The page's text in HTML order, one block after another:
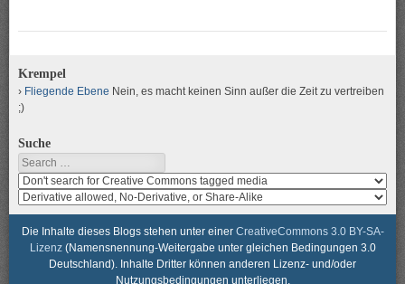
Krempel
Fliegende Ebene Nein, es macht keinen Sinn außer die Zeit zu vertreiben
;)
Suche
Search
Search
media
for
usage
rights
search
media
for
modification
Die Inhalte dieses Blogs stehen unter einer CreativeCommons 3.0 BY-SA-
Lizenz(Namensnennung-Weitergabe unter gleichen Bedingungen 3.0
Deutschland). Inhalte Dritter können anderen Lizenz- und/oder
Nutzungsbedingungen unterliegen.